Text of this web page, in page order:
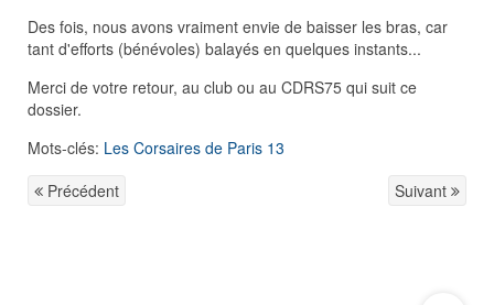
Des fois, nous avons vraiment envie de baisser les bras, car
tant d'efforts (bénévoles) balayés en quelques instants...
Merci de votre retour, au club ou au CDRS75 qui suit ce
dossier.
Mots-clés: Les Corsaires de Paris 13
Précédent
Suivant